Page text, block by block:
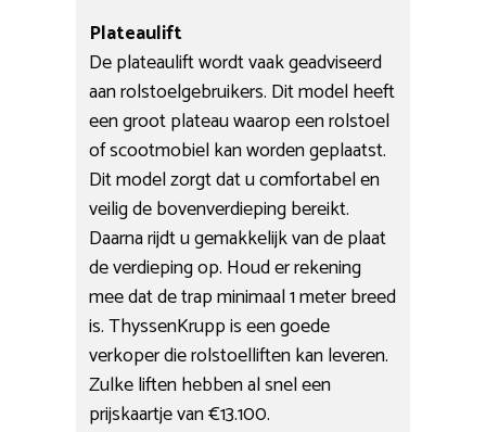
Plateaulift
De plateaulift wordt vaak geadviseerd
aan rolstoelgebruikers. Dit model heeft
een groot plateau waarop een rolstoel
of scootmobiel kan worden geplaatst.
Dit model zorgt dat u comfortabel en
veilig de bovenverdieping bereikt.
Daarna rijdt u gemakkelijk van de plaat
de verdieping op. Houd er rekening
mee dat de trap minimaal 1 meter breed
is. ThyssenKrupp is een goede
verkoper die rolstoelliften kan leveren.
Zulke liften hebben al snel een
prijskaartje van €13.100.